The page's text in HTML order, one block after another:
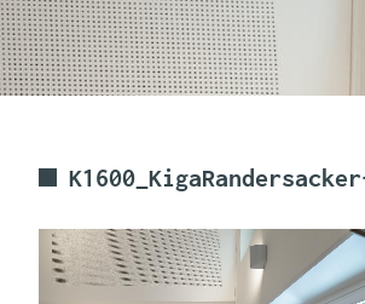
UNTERNEHMEN
LEISTUNGEN
KARRIERE
KONTAKT